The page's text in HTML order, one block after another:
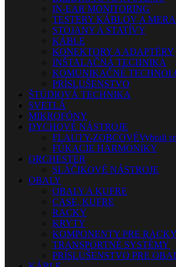
IN-EAR MONITORING
TESTERY KÁBLOV A
STOJANY A STATÍVY
KÁBLE
KONEKTORY A ADAPTÉRY
INŠTALAČNÁ TECHNIKA
KOMUNIKAČNÉ
PRÍSLUŠENSTVO
ŠTÚDIOVÁ TECHNIKA
SVETLÁ
MIKROFÓNY
DYCHOVÉ NÁSTROJE
FLAUTY-ZOBCOVÉVybrali
FÚKACIE HARMONIKY
ORCHESTER
SLÁČIKOVÉ NÁSTROJE
OBALY
OBALY A KUFRE
CASE, KUFRE
RACKY
KRYTY
KOMPONENTY PRE
TRANSPORTNÉ SYSTÉMY
PRÍSLUŠENSTVO PRE